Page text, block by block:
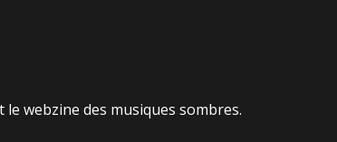
webzine des musiques sombres.